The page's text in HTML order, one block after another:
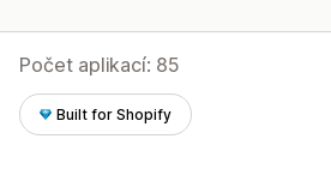
Počet aplikací: 85
Built for Shopify